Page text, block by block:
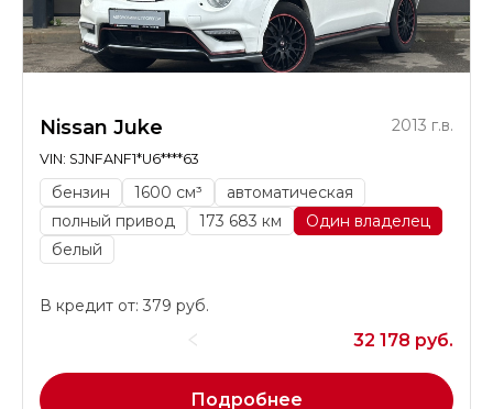
Nissan Juke 2013 г.в.
VIN: SJNFANF1*U6****63
бензин 1600 см³
автоматическая
полный привод
173 683 км
Один владелец
белый
В кредит от: 379 руб.
32 178 руб.
Подробнее